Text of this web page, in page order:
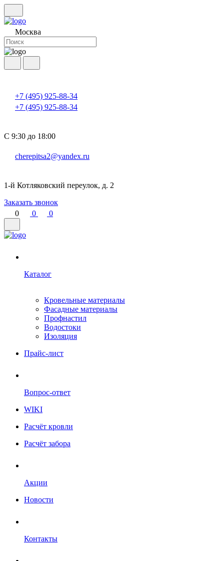
Москва
+7 (495) 925-88-34
+7 (495) 925-88-34
С 9:30 до 18:00
cherepitsa2@yandex.ru
1-й Котляковский переулок, д. 2
Заказать звонок
0
0 0
Каталог
Кровельные материалы
Фасадные материалы
Профнастил
Водостоки
Изоляция
Прайс-лист
Вопрос-ответ
WIKI
Расчёт кровли
Расчёт забора
Акции
Новости
Контакты